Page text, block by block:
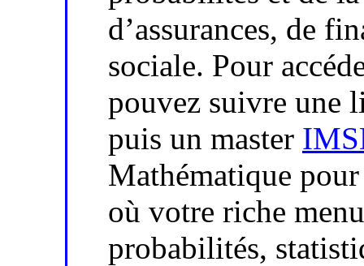
d’assurances, de
sociale. Pour
pouvez suivre une
puis un master
Mathématique
où votre riche
probabilités,